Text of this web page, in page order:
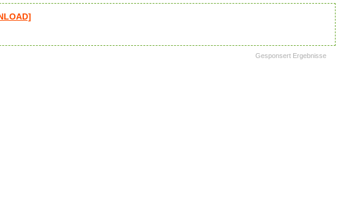
Gesponsert Ergebnisse